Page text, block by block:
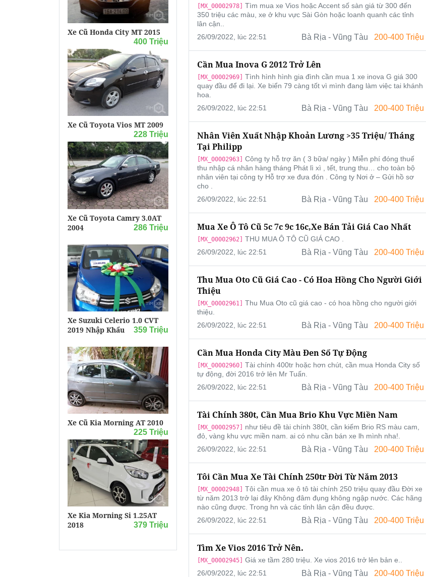
Xe Cũ Honda City MT 2015
400 Triệu
Xe Cũ Toyota Vios MT 2009
228 Triệu
Xe Cũ Toyota Camry 3.0AT
2004
286 Triệu
Xe Suzuki Celerio 1.0 CVT
2019 Nhập Khẩu
359 Triệu
Xe Cũ Kia Morning AT 2010
225 Triệu
Xe Kia Morning Si 1.25AT
2018
379 Triệu
[MX_00002978]
Tìm mua xe Vios hoặc Accent số sàn giá từ 300 đến
350 triệu các màu, xe ở khu vực Sài Gòn hoặc loanh quanh các tỉnh
lân cận..
26/09/2022, lúc 22:51
Bà Rịa - Vũng Tàu 200-400 Triệu
Cần Mua Inova G 2012 Trở Lên
[MX_00002969]
Tình hình hình gia đình cần mua 1 xe inova G giá 300
quay đầu để đi lại. Xe biển 79 càng tốt vì mình đang làm việc tai khánh
hoa.
26/09/2022, lúc 22:51
Bà Rịa - Vũng Tàu 200-400 Triệu
Nhân Viên Xuất Nhập Khoản Lương >35 Triệu/ Tháng
Tại Philipp
[MX_00002963]
Công ty hỗ trợ ăn ( 3 bữa/ ngày ) Miễn phí đóng thuế
thu nhập cá nhân hàng tháng Phát lì xì , tết, trung thu… cho toàn bộ
nhân viên tại công ty Hỗ trợ xe đưa đón . Công ty Nơi ở – Gửi hồ sơ
cho .
26/09/2022, lúc 22:51
Bà Rịa - Vũng Tàu 200-400 Triệu
Mua Xe Ô Tô Cũ 5c 7c 9c 16c,xe Bán Tải Giá Cao Nhất
[MX_00002962]
THU MUA Ô TÔ CŨ GIÁ CAO .
26/09/2022, lúc 22:51
Bà Rịa - Vũng Tàu 200-400 Triệu
Thu Mua Oto Cũ Giá Cao - Có Hoa Hồng Cho Người Giới
Thiệu
[MX_00002961]
Thu Mua Oto cũ giá cao - có hoa hồng cho người giới
thiệu.
26/09/2022, lúc 22:51
Bà Rịa - Vũng Tàu 200-400 Triệu
Cần Mua Honda City Màu Đen Số Tự Động
[MX_00002960]
Tài chính 400tr hoặc hơn chút, cần mua Honda City số
tự động, đời 2016 trở lên Mr Tuấn.
26/09/2022, lúc 22:51
Bà Rịa - Vũng Tàu 200-400 Triệu
Tài Chính 380t, Cần Mua Brio Khu Vực Miền Nam
[MX_00002957]
như tiêu đề tài chính 380t, cần kiếm Brio RS màu cam,
đỏ, vàng khu vực miền nam. ai có nhu cần bán xe lh mình nha!.
26/09/2022, lúc 22:51
Bà Rịa - Vũng Tàu 200-400 Triệu
Tôi Cần Mua Xe Tài Chính 250tr Đời Từ Năm 2013
[MX_00002948]
Tôi cần mua xe ô tô tài chính 250 triệu quay đầu Đời xe
từ năm 2013 trở lại đây Không đâm đụng không ngập nước. Các hãng
nào cũng được. Trong hn và các tỉnh lân cận đều được.
26/09/2022, lúc 22:51
Bà Rịa - Vũng Tàu 200-400 Triệu
Tìm Xe Vios 2016 Trở Nên.
[MX_00002945]
Giá xe tầm 280 triệu. Xe vios 2016 trở lên bản e..
26/09/2022, lúc 22:51
Bà Rịa - Vũng Tàu 200-400 Triệu